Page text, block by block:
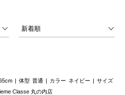
体型 普通 カラー ネイビー
サイズ
Classe 丸の内店